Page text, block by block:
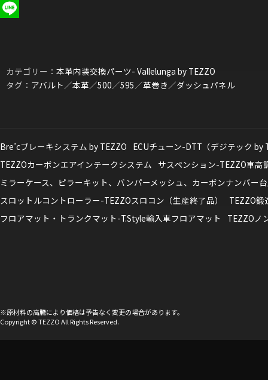
Email
カテゴリー： 本革内装交換パーツ- Vallelunga by TEZZO
タグ： アバルト ／本革／500／595 ／革巻き ／ダッシュパネル
Bre’cブレーキシステム by TEZZO ECUチューン-DTT（デジテック by
TEZZOカーボンエアインテークシステム
サスペンション-TEZZO車高
ミラーケース、ピラーキット、バンパーメッシュ、カーボンナンバー
スロットルコントローラー-TEZZOスロコン（生産終了品）
TEZZO鍛
フロアマット・トランクマット-T.Style輸入車フロアマット
TEZZOノ
※原材料の高騰により価格は予告なく変更の場合があります。
Copyright © TEZZO All Rights Reserved.